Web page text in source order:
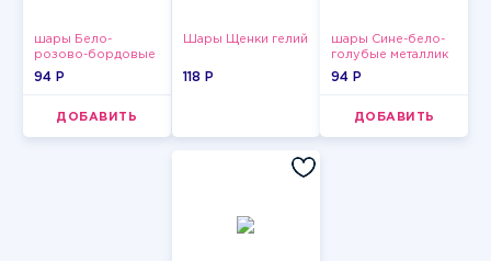
шары Бело-
розово-бордовые
металлик
94 P
ДОБАВИТЬ
Шары Щенки гелий
118 P
шары Сине-бело-
голубые металлик
94 P
ДОБАВИТЬ